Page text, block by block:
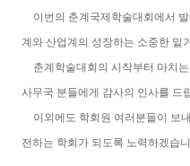
이번의 춘계국제학술대회에서
계와 산업계의 성장하는 소중한 밑
춘계학술대회의 시작부터 마치
사무국 분들에게 감사의 인사를 드
이외에도 학회원 여러분들이 보
전하는 학회가 되도록 노력하겠습